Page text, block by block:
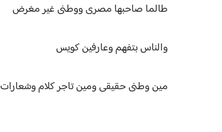
طالما صاحبها مصرى ووطنى غير مغرض
والناس بتفهم وعارفين كويس
مين وطنى حقيقى ومين تاجر كلام وشعارات